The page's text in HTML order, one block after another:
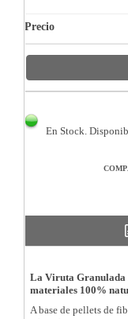
En Stock.
La Viruta Granulada
materiales 100%
A base de pellets de